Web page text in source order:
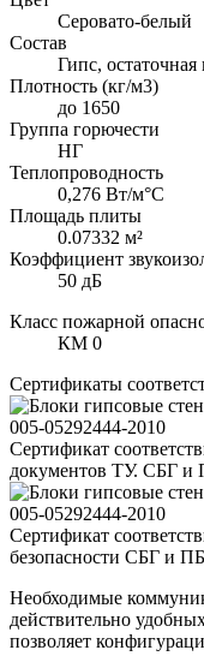
Серовато-белый
Состав
Гипс, остаточная
Плотность (кг/м3)
до 1650
Группа горючести
НГ
Теплопроводность
0,276 Вт/м°С
Площадь плиты
0.07332 м²
Коэффициент
50 дБ
Класс пожарной
КМ 0
Сертификаты
Сертификат
документов ТУ. СБГ и
Сертификат
безопасности СБГ и
Необходимые
действительно
позволяет